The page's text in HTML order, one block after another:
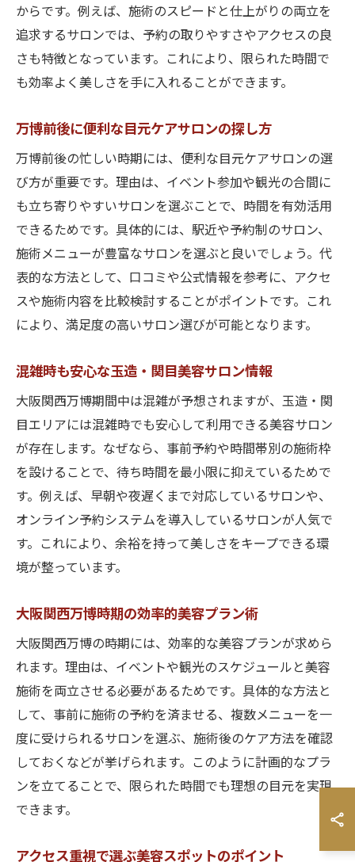
からです。例えば、施術のスピードと仕上がりの両立を
追求するサロンでは、予約の取りやすさやアクセスの良
さも特徴となっています。これにより、限られた時間で
も効率よく美しさを手に入れることができます。
万博前後に便利な目元ケアサロンの探し方
万博前後の忙しい時期には、便利な目元ケアサロンの選
び方が重要です。理由は、イベント参加や観光の合間に
も立ち寄りやすいサロンを選ぶことで、時間を有効活用
できるためです。具体的には、駅近や予約制のサロン、
施術メニューが豊富なサロンを選ぶと良いでしょう。代
表的な方法として、口コミや公式情報を参考に、アクセ
スや施術内容を比較検討することがポイントです。これ
により、満足度の高いサロン選びが可能となります。
混雑時も安心な玉造・関目美容サロン情報
大阪関西万博期間中は混雑が予想されますが、玉造・関
目エリアには混雑時でも安心して利用できる美容サロン
が存在します。なぜなら、事前予約や時間帯別の施術枠
を設けることで、待ち時間を最小限に抑えているためで
す。例えば、早朝や夜遅くまで対応しているサロンや、
オンライン予約システムを導入しているサロンが人気で
す。これにより、余裕を持って美しさをキープできる環
境が整っています。
大阪関西万博時期の効率的美容プラン術
大阪関西万博の時期には、効率的な美容プランが求めら
れます。理由は、イベントや観光のスケジュールと美容
施術を両立させる必要があるためです。具体的な方法と
して、事前に施術の予約を済ませる、複数メニューを一
度に受けられるサロンを選ぶ、施術後のケア方法を確認
しておくなどが挙げられます。このように計画的なプラ
ンを立てることで、限られた時間でも理想の目元を実現
できます。
アクセス重視で選ぶ美容スポットのポイント